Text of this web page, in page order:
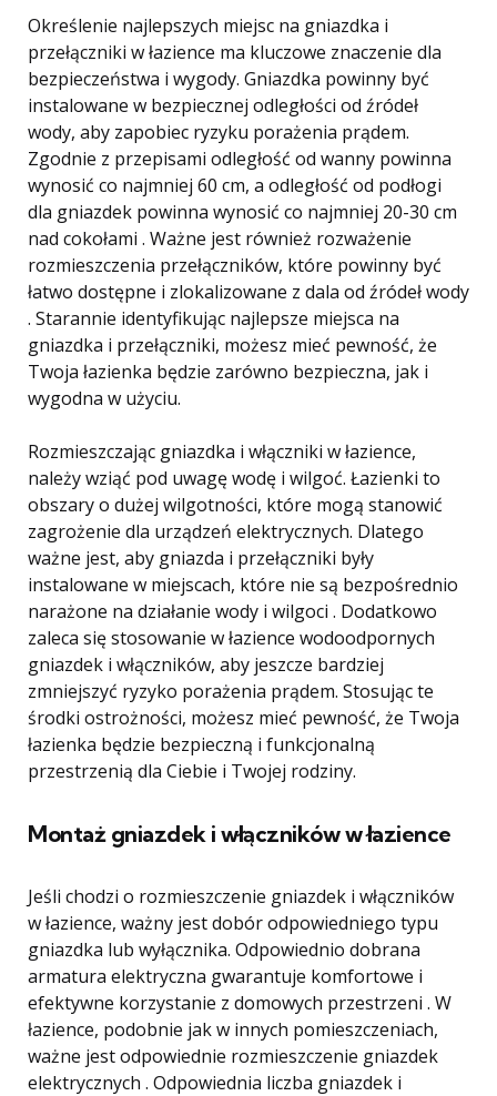
Określenie najlepszych miejsc na gniazdka i
przełączniki w łazience ma kluczowe znaczenie dla
bezpieczeństwa i wygody. Gniazdka powinny być
instalowane w bezpiecznej odległości od źródeł
wody, aby zapobiec ryzyku porażenia prądem.
Zgodnie z przepisami odległość od wanny powinna
wynosić co najmniej 60 cm, a odległość od podłogi
dla gniazdek powinna wynosić co najmniej 20-30 cm
nad cokołami . Ważne jest również rozważenie
rozmieszczenia przełączników, które powinny być
łatwo dostępne i zlokalizowane z dala od źródeł wody
. Starannie identyfikując najlepsze miejsca na
gniazdka i przełączniki, możesz mieć pewność, że
Twoja łazienka będzie zarówno bezpieczna, jak i
wygodna w użyciu.
Rozmieszczając gniazdka i włączniki w łazience,
należy wziąć pod uwagę wodę i wilgoć. Łazienki to
obszary o dużej wilgotności, które mogą stanowić
zagrożenie dla urządzeń elektrycznych. Dlatego
ważne jest, aby gniazda i przełączniki były
instalowane w miejscach, które nie są bezpośrednio
narażone na działanie wody i wilgoci . Dodatkowo
zaleca się stosowanie w łazience wodoodpornych
gniazdek i włączników, aby jeszcze bardziej
zmniejszyć ryzyko porażenia prądem. Stosując te
środki ostrożności, możesz mieć pewność, że Twoja
łazienka będzie bezpieczną i funkcjonalną
przestrzenią dla Ciebie i Twojej rodziny.
Montaż gniazdek i włączników w łazience
Jeśli chodzi o rozmieszczenie gniazdek i włączników
w łazience, ważny jest dobór odpowiedniego typu
gniazdka lub wyłącznika. Odpowiednio dobrana
armatura elektryczna gwarantuje komfortowe i
efektywne korzystanie z domowych przestrzeni . W
łazience, podobnie jak w innych pomieszczeniach,
ważne jest odpowiednie rozmieszczenie gniazdek
elektrycznych . Odpowiednia liczba gniazdek i